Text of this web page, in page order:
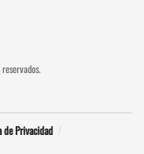
Privacidad